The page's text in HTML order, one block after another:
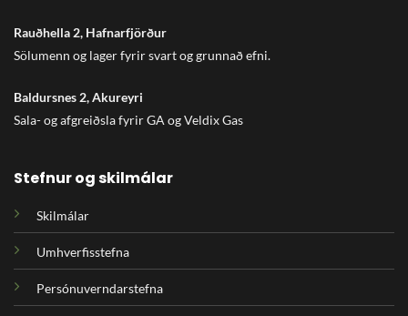
Rauðhella 2, Hafnarfjörður
Sölumenn og lager fyrir svart og grunnað efni.
Baldursnes 2, Akureyri
Sala- og afgreiðsla fyrir GA og Veldix Gas
Stefnur og skilmálar
Skilmálar
Umhverfisstefna
Persónuverndarstefna